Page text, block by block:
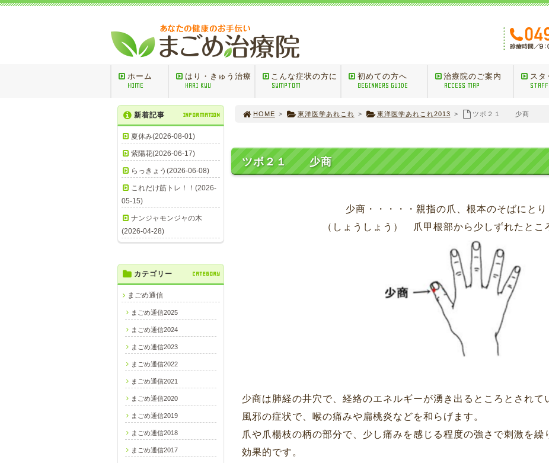
ホーム
HOME
はり・きゅう治療
HARI KYU
こんな症状の方に
SYMPTOM
初めての方へ
BEGINNERS GUIDE
治療院のご案内
ACCESS MAP
スタ
STAFF
HOME > 東洋医学あれこれ > 東洋医学あれこれ2013 > ツボ２１ 少商
ツボ２１ 少商
少商・・・・・親指の爪、根本のそばにとり
（しょうしょう） 爪甲根部から少しずれたとこ
少商は肺経の井穴で、経絡のエネルギーが湧き出るところとされて
風邪の症状で、喉の痛みや扁桃炎などを和らげます。
爪や爪楊枝の柄の部分で、少し痛みを感じる程度の強さで刺激を繰
効果的です。
新着記事 INFORMATION
夏休み(2026-08-01)
紫陽花(2026-06-17)
らっきょう(2026-06-08)
これだけ筋トレ！！(2026-
05-15)
ナンジャモンジャの木
(2026-04-28)
カテゴリー CATEGORY
まごめ通信
まごめ通信2025
まごめ通信2024
まごめ通信2023
まごめ通信2022
まごめ通信2021
まごめ通信2020
まごめ通信2019
まごめ通信2018
まごめ通信2017